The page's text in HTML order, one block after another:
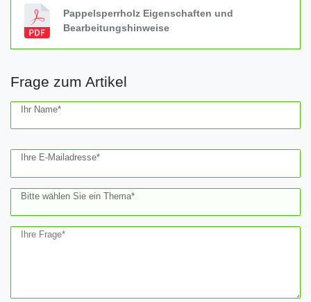
Pappelsperrholz Eigenschaften und
Bearbeitungshinweise
Frage zum Artikel
Ihr Name*
Ihre E-Mailadresse*
Bitte wählen Sie ein Thema*
Ihre Frage*
Ceres::Template.mailFormHoneypotLabel